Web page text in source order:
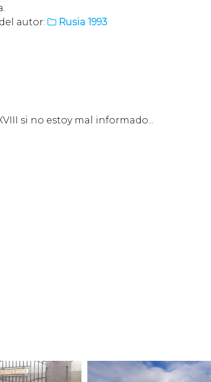
autor:  Rusia 1993
si no estoy mal informado...